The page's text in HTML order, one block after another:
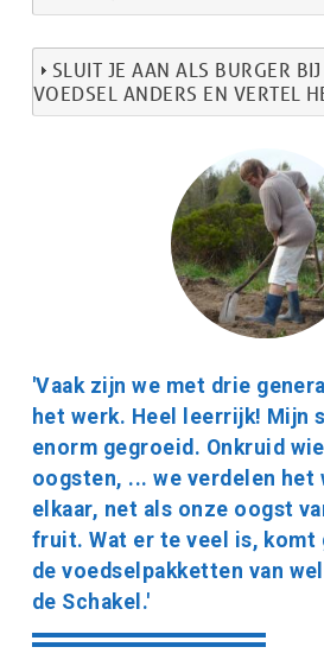
SLUIT JE AAN ALS BURGER
VOEDSEL ANDERS EN VERTEL
Citaat
tekst
'Vaak zijn we met drie
het werk. Heel leerrijk! Mijn
enorm gegroeid. Onkruid
oogsten, ... we verdelen het
elkaar, net als onze oogst
fruit. Wat er te veel is, komt
de voedselpakketten van
de Schakel.'